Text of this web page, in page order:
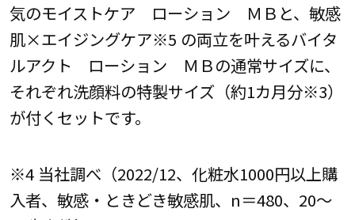
気のモイストケア ローション ＭＢと、敏感
肌×エイジングケア※5 の両立を叶えるバイタ
ルアクト ローション ＭＢの通常サイズに、
それぞれ洗顔料の特製サイズ（約1カ月分※3）
が付くセットです。
※4 当社調べ（2022/12、化粧水1000円以上購
入者、敏感・ときどき敏感肌、n＝480、20～